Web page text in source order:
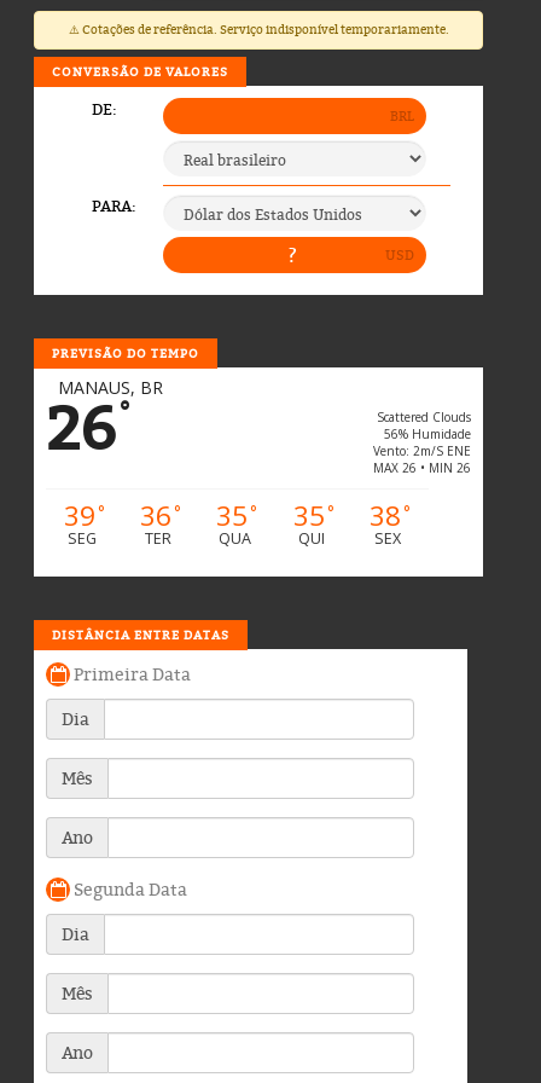
⚠️ Cotações de referência. Serviço indisponível temporariamente.
CONVERSÃO DE VALORES
PREVISÃO DO TEMPO
MANAUS, BR
26°
Scattered Clouds
56% Humidade
Vento: 2m/s ENE
MAX 26 • MIN 26
39°
SEG
36°
TER
35°
QUA
35°
QUI
38°
SEX
DISTÂNCIA ENTRE DATAS